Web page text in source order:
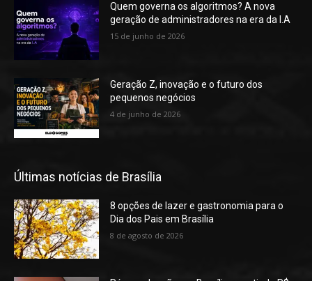
Quem governa os algoritmos? A nova
geração de administradores na era da I.A
15 de junho de 2026
Geração Z, inovação e o futuro dos
pequenos negócios
4 de junho de 2026
Últimas notícias de Brasília
8 opções de lazer e gastronomia para o
Dia dos Pais em Brasília
8 de agosto de 2026